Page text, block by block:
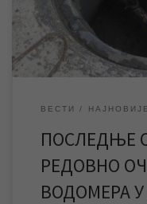
одлуци Скупштине
[…]
ВЕСТИ
ПОСЛЕДЊЕ
РЕДОВНО
ВОДОМЕРА У